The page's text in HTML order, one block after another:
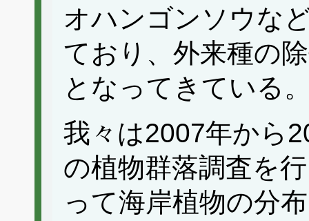
オハンゴンソウな
ており、外来種の
となってきている
我々は2007年から
の植物群落調査を
って海岸植物の分